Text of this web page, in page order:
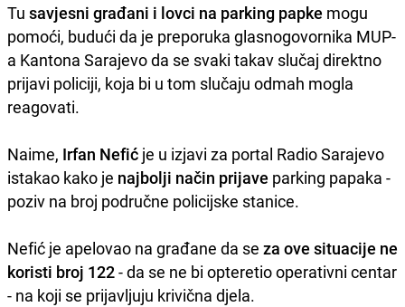
Tu savjesni građani i lovci na parking papke mogu
pomoći, budući da je preporuka glasnogovornika MUP-
a Kantona Sarajevo da se svaki takav slučaj direktno
prijavi policiji, koja bi u tom slučaju odmah mogla
reagovati.
Naime, Irfan Nefić je u izjavi za portal Radio Sarajevo
istakao kako je najbolji način prijave parking papaka -
poziv na broj područne policijske stanice.
Nefić je apelovao na građane da se za ove situacije ne
koristi broj 122- da se ne bi opteretio operativni centar
- na koji se prijavljuju krivična djela.